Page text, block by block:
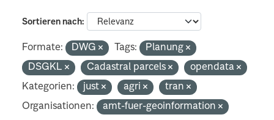
Sortieren nach
Formate: DWG Tags:
Planung
DSGKL
Cadastral parcels
opendata
Kategorien:
just agri
tran
Organisationen:
amt-fuer-geoinformation